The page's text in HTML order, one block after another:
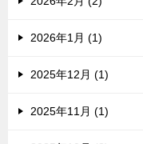
2026年1月 (1)
2025年12月 (1)
2025年11月 (1)